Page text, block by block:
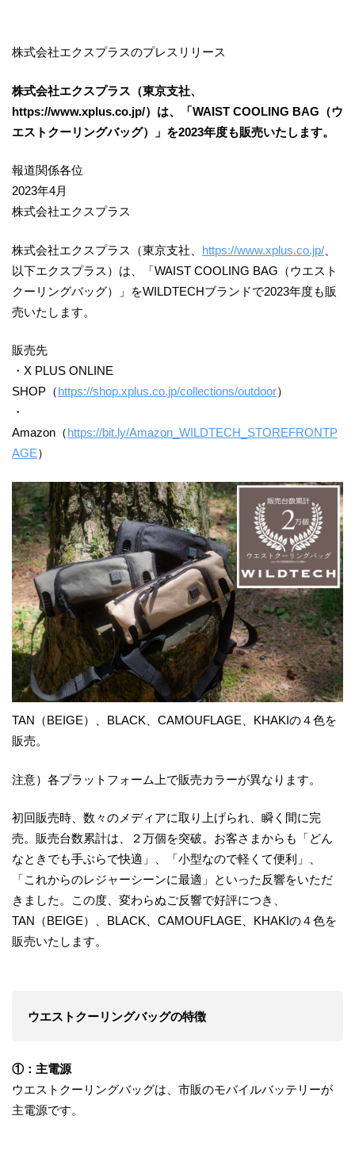
株式会社エクスプラスのプレスリリース
株式会社エクスプラス（東京支社、
https://www.xplus.co.jp/）は、「WAIST COOLING BAG（ウ
エストクーリングバッグ）」を2023年度も販売いたします。
報道関係各位
2023年4月
株式会社エクスプラス
株式会社エクスプラス（東京支社、 https://www.xplus.co.jp/
以下エクスプラス）は、「WAIST COOLING BAG（ウエスト
クーリングバッグ）」をWILDTECHブランドで2023年度も販
売いたします。
販売先
・X PLUS ONLINE
SHOP（https://shop.xplus.co.jp/collections/outdoor）
・
Amazon（https://bit.ly/Amazon_WILDTECH_STOREFRONTP
AGE）
TAN（BEIGE）、BLACK、CAMOUFLAGE、KHAKIの４色を
販売。
注意）各プラットフォーム上で販売カラーが異なります。
初回販売時、数々のメディアに取り上げられ、瞬く間に完
売。販売台数累計は、２万個を突破。お客さまからも「どん
なときでも手ぶらで快適」、「小型なので軽くて便利」、
「これからのレジャーシーンに最適」といった反響をいただ
きました。この度、変わらぬご反響で好評につき、
TAN（BEIGE）、BLACK、CAMOUFLAGE、KHAKIの４色を
販売いたします。
ウエストクーリングバッグの特徴
①：主電源
ウエストクーリングバッグは、市販のモバイルバッテリーが
主電源です。